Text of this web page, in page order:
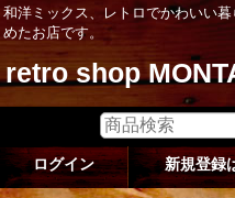
和洋ミックス、レトロでかわいい
めたお店です。
retro shop
ログイン 新規登録